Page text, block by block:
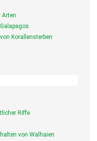
Arten
Korallensterben
Riffe
von Walhaien